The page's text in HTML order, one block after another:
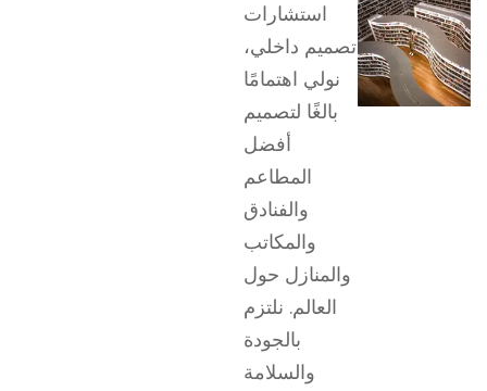
استشارات
تصميم داخلي،
نولي اهتمامًا
بالغًا لتصميم
أفضل
المطاعم
والفنادق
والمكاتب
والمنازل حول
العالم. نلتزم
بالجودة
والسلامة